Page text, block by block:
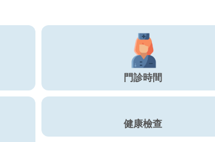
門診時間
健康檢查